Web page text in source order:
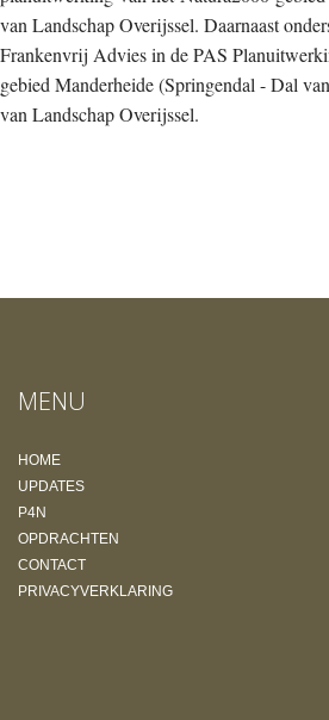
van Landschap Overijssel. Daarnaast
Frankenvrij Advies in de PAS
gebied Manderheide (Springendal - Dal
van Landschap Overijssel.
MENU
HOME
UPDATES
P4N
OPDRACHTEN
CONTACT
PRIVACYVERKLARING